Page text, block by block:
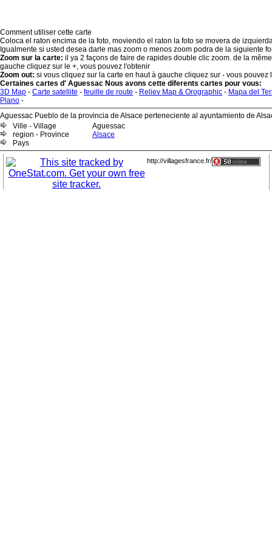
Comment utiliser cette carte
Coloca el raton encima de la foto, moviendo el raton la foto se movera de
Igualmente si usted desea darle mas zoom o menos zoom podra de la siguiente
Zoom sur la carte: il ya 2 façons de faire de rapides double clic zoom. de la
gauche cliquez sur le +, vous pouvez l'obtenir
Zoom out: si vous cliquez sur la carte en haut à gauche cliquez sur - vous pouvez
Certaines cartes d' Aguessac Nous avons cette diferents cartes pour vous:
3D Map - Carte satellite - feuille de route - Reliev Map & Orographic - Mapa del
Plano -
Aguessac Pueblo de la provincia de Alsace perteneciente al ayuntamiento de
Ville - Village
Aguessac
region - Province
Alsace
Pays
http://villagesfrance.fr/